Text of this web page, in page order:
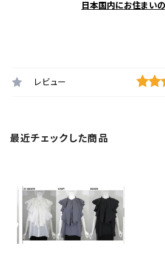
日本国内にお住まい
レビュー
最近チェックした商品